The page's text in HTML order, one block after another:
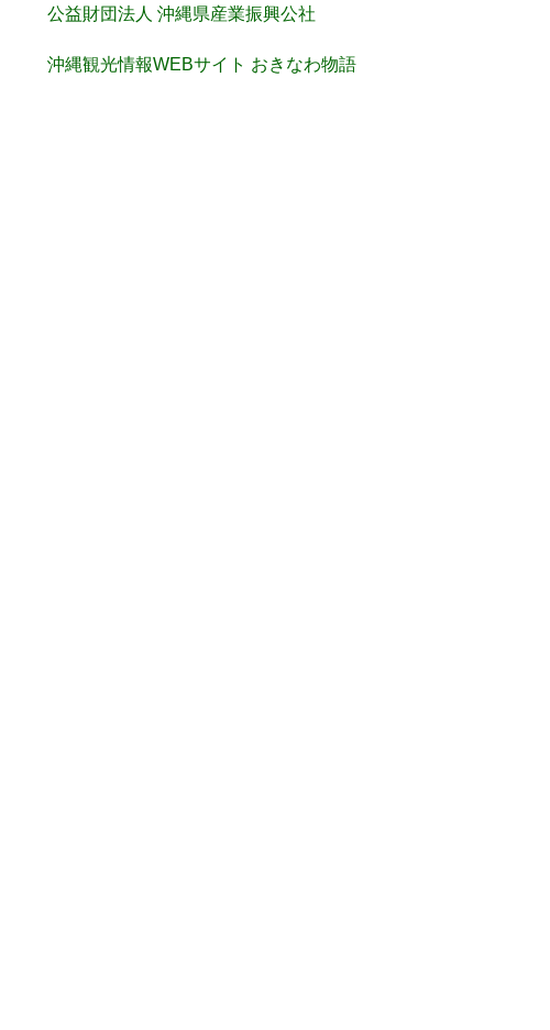
公益財団法人 沖縄県産業振興公社
沖縄観光情報WEBサイト おきなわ物語